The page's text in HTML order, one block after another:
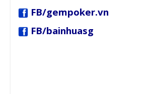
FB/gempoker.vn
FB/bainhuasg